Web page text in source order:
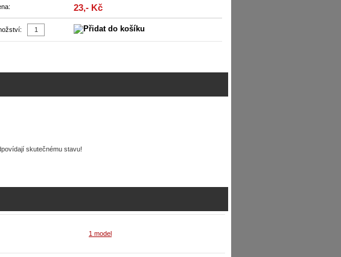
23,- Kč
skutečnému stavu!
1 model